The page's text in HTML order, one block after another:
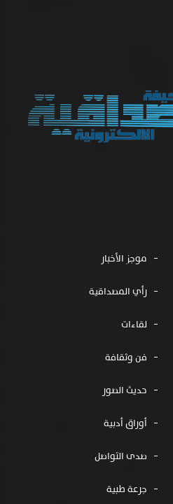
موجز الأخبار
رأي المصداقية
لقاءات
فن وثقافة
حديث الصور
أوراق أدبية
صدى التواصل
جرعة طبية